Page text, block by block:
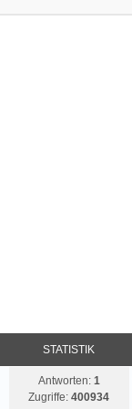
STATISTIK
Antworten: 1
Zugriffe:400934